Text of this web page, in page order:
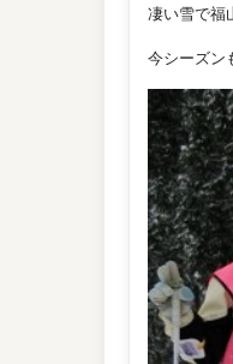
凄い雪で福
今シーズン